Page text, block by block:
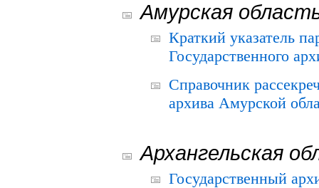
Амурская
Краткий указатель
Государственного
Справочник
архива Амурской
Архангельская
Государственный